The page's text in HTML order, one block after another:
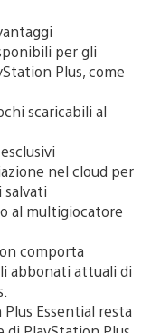
per gli
Plus, come
scaricabili al
nel cloud per
salvati
al multigiocatore
comporta
abbonati attuali di
Essential resta